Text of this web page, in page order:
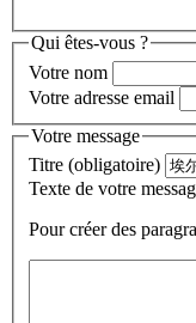
Qui êtes-vous ?
Votre nom
Votre adresse email
Votre message
Titre (obligatoire)
Texte de votre
Pour créer des